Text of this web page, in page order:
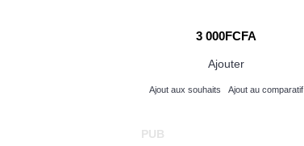
3 000FCFA
Ajouter
Ajout aux souhaits Ajout au comparatif
PUB